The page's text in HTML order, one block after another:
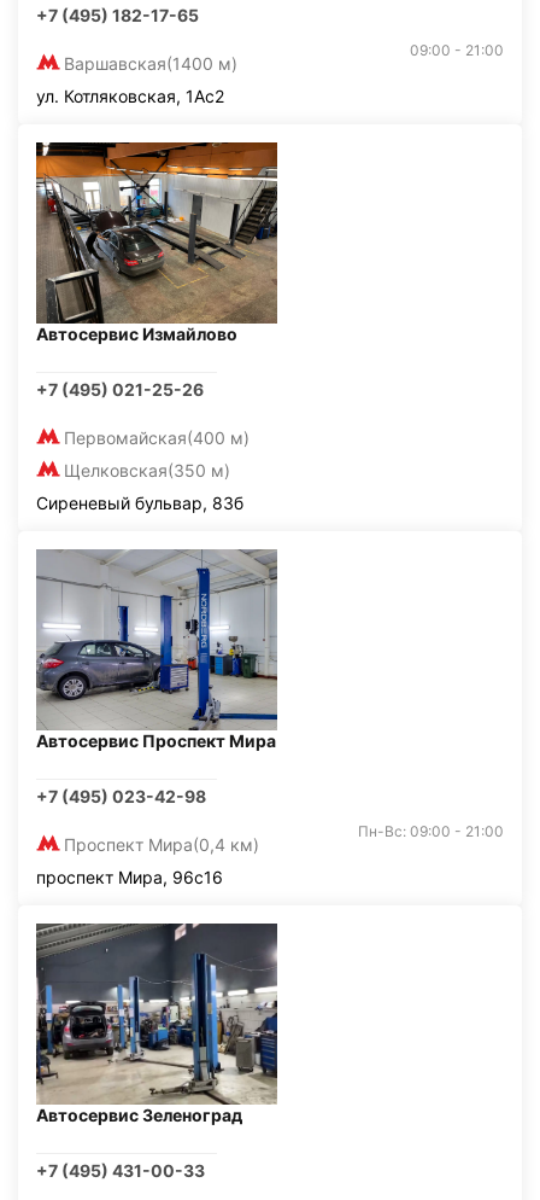
+7 (495) 182-17-65
Варшавская(1400 м)
09:00 - 21:00
ул. Котляковская, 1Ас2
Автосервис Измайлово
+7 (495) 021-25-26
Первомайская(400 м)
Щелковская(350 м)
Сиреневый бульвар, 83б
Автосервис Проспект Мира
+7 (495) 023-42-98
Проспект Мира(0,4 км)
Пн-Вс: 09:00 - 21:00
проспект Мира, 96с16
Автосервис Зеленоград
+7 (495) 431-00-33